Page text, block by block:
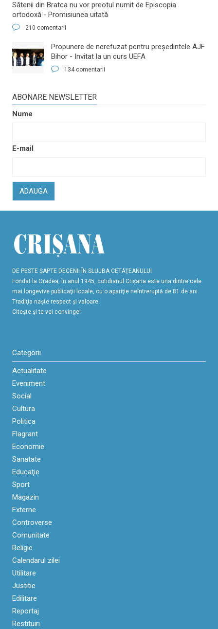
Sătenii din Bratca nu vor preotul numit de Episcopia
ortodoxă - Promisiunea uitată
210 comentarii
​Propunere de nerefuzat pentru preşedintele AJF
Bihor - Invitat la un curs UEFA
134 comentarii
ABONARE NEWSLETTER
Nume
E-mail
ADAUGA
DE PESTE ŞAPTE DECENII ÎN SLUJBA CETĂŢEANULUI
Fondat la Oradea, în anul 1945, cotidianul Crişana este una dintre cele
mai longevive publicaţii locale, cu o apariţie neîntreruptă de 81 de ani.
Tradiţia naşte respect şi valoare.
Citeşte şi te vei convinge!
Categorii
Actualitate
Eveniment
Social
Cultura
Politica
Flagrant
Economie
Sanatate
Educaţie
Sport
Magazin
Externe
Controverse
Comunitate
Religie
Calendarul zilei
Utilitare
Justitie
Edilitare
Reportaj
Restituiri